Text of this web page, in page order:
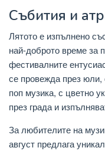
Събития и
Лятото е изпълнено
най-доброто време за
фестивалните
се провежда през юли,
поп музика, с цветно
през града и
За любителите на
август предлага